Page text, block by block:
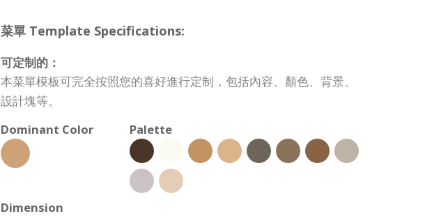
菜單 Template Specifications:
可定制的：
本菜單模板可完全按照您的喜好進行定制，包括內容、顏色、背景、
設計塊等。
Dominant Color
Palette
Dimension